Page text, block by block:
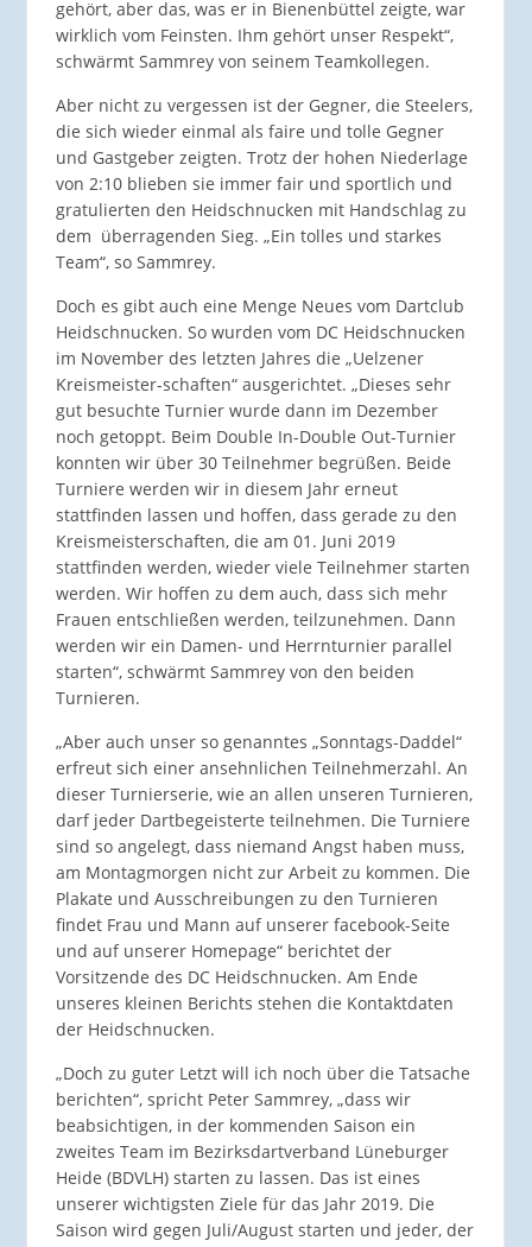
gehört, aber das, was er in Bienenbüttel zeigte, war
wirklich vom Feinsten. Ihm gehört unser Respekt“,
schwärmt Sammrey von seinem Teamkollegen.
Aber nicht zu vergessen ist der Gegner, die Steelers,
die sich wieder einmal als faire und tolle Gegner
und Gastgeber zeigten. Trotz der hohen Niederlage
von 2:10 blieben sie immer fair und sportlich und
gratulierten den Heidschnucken mit Handschlag zu
dem überragenden Sieg. „Ein tolles und starkes
Team“, so Sammrey.
Doch es gibt auch eine Menge Neues vom Dartclub
Heidschnucken. So wurden vom DC Heidschnucken
im November des letzten Jahres die „Uelzener
Kreismeister-schaften“ ausgerichtet. „Dieses sehr
gut besuchte Turnier wurde dann im Dezember
noch getoppt. Beim Double In-Double Out-Turnier
konnten wir über 30 Teilnehmer begrüßen. Beide
Turniere werden wir in diesem Jahr erneut
stattfinden lassen und hoffen, dass gerade zu den
Kreismeisterschaften, die am 01. Juni 2019
stattfinden werden, wieder viele Teilnehmer starten
werden. Wir hoffen zu dem auch, dass sich mehr
Frauen entschließen werden, teilzunehmen. Dann
werden wir ein Damen- und Herrnturnier parallel
starten“, schwärmt Sammrey von den beiden
Turnieren.
„Aber auch unser so genanntes „Sonntags-Daddel“
erfreut sich einer ansehnlichen Teilnehmerzahl. An
dieser Turnierserie, wie an allen unseren Turnieren,
darf jeder Dartbegeisterte teilnehmen. Die Turniere
sind so angelegt, dass niemand Angst haben muss,
am Montagmorgen nicht zur Arbeit zu kommen. Die
Plakate und Ausschreibungen zu den Turnieren
findet Frau und Mann auf unserer facebook-Seite
und auf unserer Homepage“ berichtet der
Vorsitzende des DC Heidschnucken. Am Ende
unseres kleinen Berichts stehen die Kontaktdaten
der Heidschnucken.
„Doch zu guter Letzt will ich noch über die Tatsache
berichten“, spricht Peter Sammrey, „dass wir
beabsichtigen, in der kommenden Saison ein
zweites Team im Bezirksdartverband Lüneburger
Heide (BDVLH) starten zu lassen. Das ist eines
unserer wichtigsten Ziele für das Jahr 2019. Die
Saison wird gegen Juli/August starten und jeder, der